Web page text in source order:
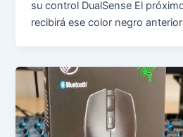
su control DualSense El
recibirá ese color negro